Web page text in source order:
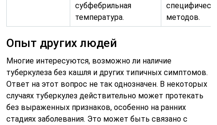
субфебрильная
температура.
методов.
Опыт других людей
Многие интересуются, возможно ли наличие
туберкулеза без кашля и других типичных симптомов.
Ответ на этот вопрос не так однозначен. В некоторых
случаях туберкулез действительно может протекать
без выраженных признаков, особенно на ранних
стадиях заболевания. Это может быть связано с